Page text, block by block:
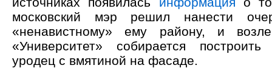
московский мэр решил нанести
«ненавистному» ему району, и
«Университет» собирается построить
уродец с вмятиной на фасаде.